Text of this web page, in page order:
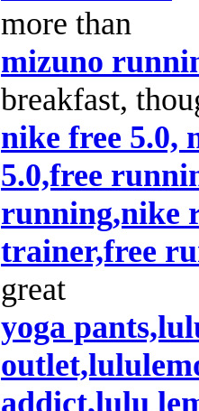
more than
mizuno
breakfast,
nike free 5.0,
5.0,free
running,nike
trainer,free
great
yoga
addict,lulu